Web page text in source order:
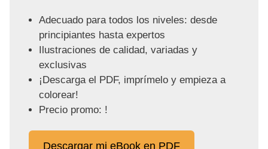
Adecuado para todos los niveles: desde
principiantes hasta expertos
Ilustraciones de calidad, variadas y
exclusivas
¡Descarga el PDF, imprímelo y empieza a
colorear!
Precio promo: !
Descargar mi eBook en PDF